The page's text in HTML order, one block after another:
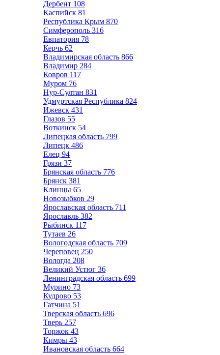
Дербент 108
Каспийск 81
Республика Крым 870
Симферополь 316
Евпатория 78
Керчь 62
Владимирская область 866
Владимир 284
Ковров 117
Муром 76
Нур-Султан 831
Удмуртская Республика 824
Ижевск 431
Глазов 55
Воткинск 54
Липецкая область 799
Липецк 486
Елец 94
Грязи 37
Брянская область 776
Брянск 381
Клинцы 65
Новозыбков 29
Ярославская область 711
Ярославль 382
Рыбинск 117
Тутаев 26
Вологодская область 709
Череповец 250
Вологда 208
Великий Устюг 36
Ленинградская область 699
Мурино 73
Кудрово 53
Гатчина 51
Тверская область 696
Тверь 257
Торжок 43
Кимры 43
Ивановская область 664